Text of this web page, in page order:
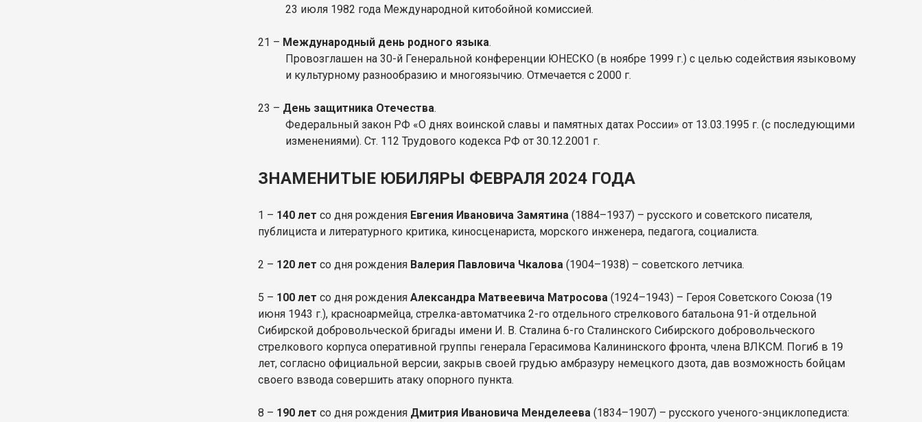
23 июля 1982 года Международной китобойной комиссией.
21 – Международный день родного языка.
Провозглашен на 30-й Генеральной конференции ЮНЕСКО (в ноябре 1999 г.) с целью содействия языковому
и культурному разнообразию и многоязычию. Отмечается с 2000 г.
23 – День защитника Отечества.
Федеральный закон РФ «О днях воинской славы и памятных датах России» от 13.03.1995 г. (с последующими
изменениями). Ст. 112 Трудового кодекса РФ от 30.12.2001 г.
ЗНАМЕНИТЫЕ ЮБИЛЯРЫ ФЕВРАЛЯ 2024 ГОДА
1 – 140 летсо дня рождения Евгения Ивановича Замятина(1884–1937) – русского и советского писателя,
публициста и литературного критика, киносценариста, морского инженера, педагога, социалиста.
2 – 120 летсо дня рождения Валерия Павловича Чкалова (1904–1938) – советского летчика.
5 – 100 лет со дня рожденияАлександра Матвеевича Матросова (1924–1943) – Героя Советского Союза (19
июня 1943 г.), красноармейца, стрелка-автоматчика 2-го отдельного стрелкового батальона 91-й отдельной
Сибирской добровольческой бригады имени И. В. Сталина 6-го Сталинского Сибирского добровольческого
стрелкового корпуса оперативной группы генерала Герасимова Калининского фронта, члена ВЛКСМ. Погиб в 19
лет, согласно официальной версии, закрыв своей грудью амбразуру немецкого дзота, дав возможность бойцам
своего взвода совершить атаку опорного пункта.
8 – 190 лет со дня рождения Дмитрия Ивановича Менделеева (1834–1907) – русского ученого-энциклопедиста: